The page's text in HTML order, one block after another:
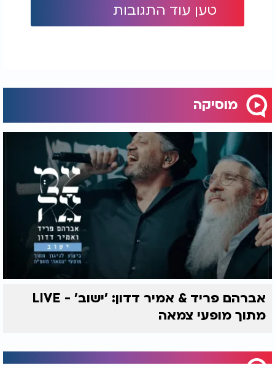
טען עוד התגובות
מוסיקה
אברהם פריד & אמיר דדון: 'ישוב' - LIVE
מתוך מופעי צמאה